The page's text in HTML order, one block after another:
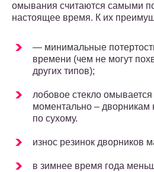
омывания считаются самыми
настоящее время. К их
— минимальные
времени (чем не могут
других типов);
лобовое стекло омывается
моментально – дворникам
по сухому.
износ резинок дворников
в зимнее время года